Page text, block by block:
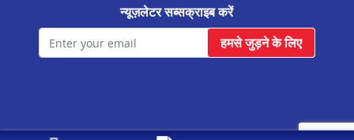
कल्याण मे प्रॉपर्टी पर लोन
जलगांव मे प्रॉपर्टी पर लोन
चाकन मे प्रॉपर्टी पर लोन
न्यूज़लेटर सब्सक्राइब करें
हमसे जुड़ने के लिए